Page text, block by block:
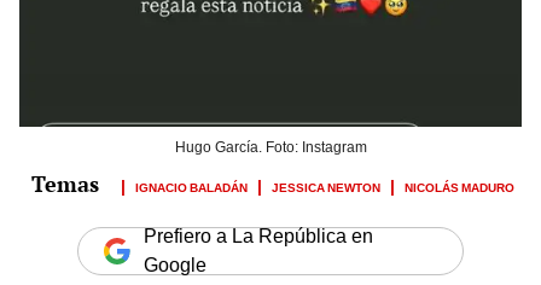
Hugo García. Foto: Instagram
IGNACIO BALADÁN JESSICA NEWTON NICOLÁS MADURO
Prefiero a La República en
Google